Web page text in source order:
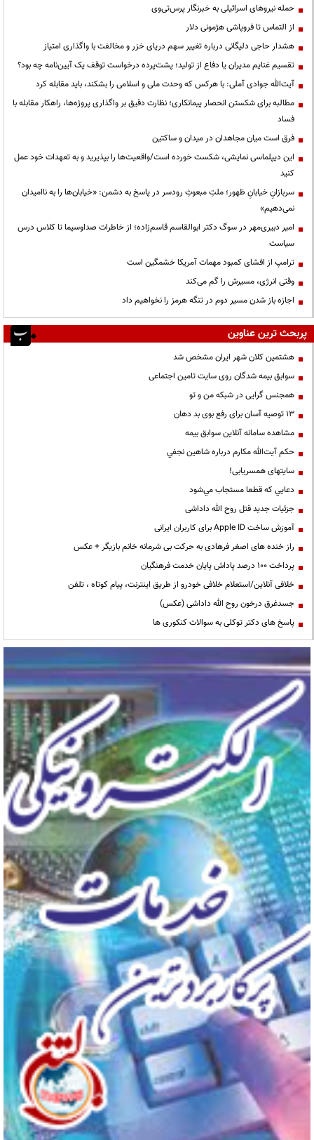
حمله نیروهای اسرائیلی به خبرنگار پرس‌تی‌وی
از التماس تا فروپاشی هژمونی دلار
هشدار حاجی دلیگانی درباره تغییر سهم دریای خزر و مخالفت با واگذاری امتیاز
تقسیم غنایم مدیران یا دفاع از تولید؛ پشت‌پرده درخواست توقف یک آیین‌نامه چه بود؟
آیت‌الله جوادی آملی: با هرکس که وحدت ملی و اسلامی را بشکند، باید مقابله کرد
مطالبه برای شکستن انحصار پیمانکاری؛ نظارت دقیق بر واگذاری پروژه‌ها، راهکار مقابله با
فساد
فرق است میان مجاهدان در میدان و ساکتین
این دیپلماسی نمایشی، شکست خورده است/واقعیت‌ها را بپذیرید و به تعهدات خود عمل
کنید
سربازانِ خیابانِ ظهور؛ ملتِ مبعوثِ رودسر در پاسخ به دشمن: «خیابان‌ها را به ناامیدان
نمی‌دهیم»
امیر دبیری‌مهر در سوگ دکتر ابوالقاسم قاسم‌زاده؛ از خاطرات صداوسیما تا کلاس درس
سیاست
ترامپ از افشای کمبود مهمات آمریکا خشمگین است
وقتی انرژی، مسیرش را گم می‌کند
اجازه باز شدن مسیر دوم در تنگه هرمز را نخواهیم داد
پربحث ترین عناوین
هشتمین کلان شهر ایران مشخص شد
سوابق بیمه شدگان روی سایت تامین اجتماعی
همجنس گرایی در شبکه من و تو
13 توصیه آسان برای رفع بوی بد دهان
مشاهده سامانه آنلاين سوابق بیمه
حكم آيت‌الله مكارم درباره شاهين نجفي
سایتهای همسریابی!
دعايي كه قطعا مستجاب مي‌شود
جزئیات جدید قتل روح الله داداشی
آموزش ساخت Apple ID برای کاربران ایرانی
راز خنده های اصغر فرهادی به حرکت بی شرمانه خانم بازیگر + عکس
پرداخت ۱۰۰ درصد پاداش پایان خدمت فرهنگیان
خلافی آنلاین/استعلام خلافی خودرو از طریق اینترنت، پیام کوتاه ، تلفن
جسدغرق درخون روح الله داداشی (عکس)
پاسخ های دکتر توکلی به سوالات کنکوری ها